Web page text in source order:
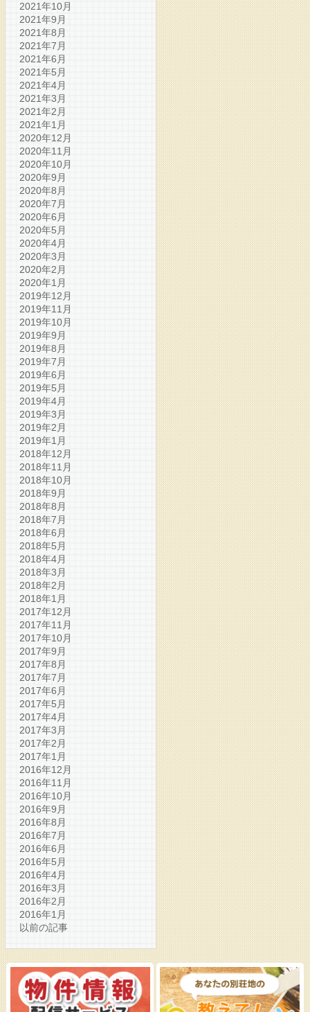
2021年10月
2021年9月
2021年8月
2021年7月
2021年6月
2021年5月
2021年4月
2021年3月
2021年2月
2021年1月
2020年12月
2020年11月
2020年10月
2020年9月
2020年8月
2020年7月
2020年6月
2020年5月
2020年4月
2020年3月
2020年2月
2020年1月
2019年12月
2019年11月
2019年10月
2019年9月
2019年8月
2019年7月
2019年6月
2019年5月
2019年4月
2019年3月
2019年2月
2019年1月
2018年12月
2018年11月
2018年10月
2018年9月
2018年8月
2018年7月
2018年6月
2018年5月
2018年4月
2018年3月
2018年2月
2018年1月
2017年12月
2017年11月
2017年10月
2017年9月
2017年8月
2017年7月
2017年6月
2017年5月
2017年4月
2017年3月
2017年2月
2017年1月
2016年12月
2016年11月
2016年10月
2016年9月
2016年8月
2016年7月
2016年6月
2016年5月
2016年4月
2016年3月
2016年2月
2016年1月
以前の記事